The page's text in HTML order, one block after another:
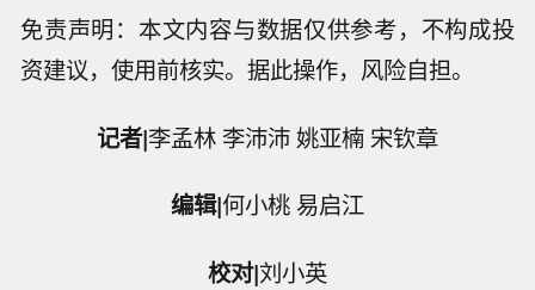
免责声明：本文内容与数据仅供参考，不构成投
资建议，使用前核实。据此操作，风险自担。
记者|李孟林 李沛沛 姚亚楠 宋钦章
编辑|何小桃 易启江
校对|刘小英
美国法院颁布禁令，阻止特朗普冻结风
电许可的举措。
国家石油）签署挪威大陆架多年度增产